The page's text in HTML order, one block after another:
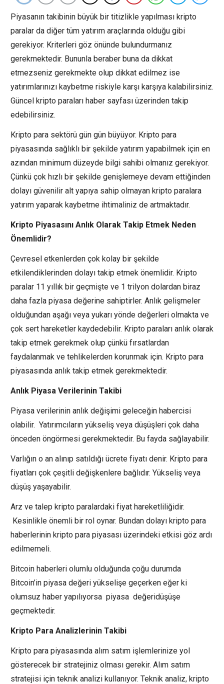
Piyasanın takibinin büyük bir titizlikle yapılması kripto
paralar da diğer tüm yatırım araçlarında olduğu gibi
gerekiyor. Kriterleri göz önünde bulundurmanız
gerekmektedir. Bununla beraber buna da dikkat
etmezseniz gerekmekte olup dikkat edilmez ise
yatırımlarınızı kaybetme riskiyle karşı karşıya kalabilirsiniz.
Güncel kripto paraları haber sayfası üzerinden takip
edebilirsiniz.
Kripto para sektörü gün gün büyüyor. Kripto para
piyasasında sağlıklı bir şekilde yatırım yapabilmek için en
azından minimum düzeyde bilgi sahibi olmanız gerekiyor.
Çünkü çok hızlı bir şekilde genişlemeye devam ettiğinden
dolayı güvenilir alt yapıya sahip olmayan kripto paralara
yatırım yaparak kaybetme ihtimaliniz de artmaktadır.
Kripto Piyasasını Anlık Olarak Takip Etmek Neden
Önemlidir?
Çevresel etkenlerden çok kolay bir şekilde
etkilendiklerinden dolayı takip etmek önemlidir. Kripto
paralar 11 yıllık bir geçmişte ve 1 trilyon dolardan biraz
daha fazla piyasa değerine sahiptirler. Anlık gelişmeler
olduğundan aşağı veya yukarı yönde değerleri olmakta ve
çok sert hareketler kaydedebilir. Kripto paraları anlık olarak
takip etmek gerekmek olup çünkü fırsatlardan
faydalanmak ve tehlikelerden korunmak için. Kripto para
piyasasında anlık takip etmek gerekmektedir.
Anlık Piyasa Verilerinin Takibi
Piyasa verilerinin anlık değişimi geleceğin habercisi
olabilir. Yatırımcıların yükseliş veya düşüşleri çok daha
önceden öngörmesi gerekmektedir. Bu fayda sağlayabilir.
Varlığın o an alınıp satıldığı ücrete fiyatı denir. Kripto para
fiyatları çok çeşitli değişkenlere bağlıdır. Yükseliş veya
düşüş yaşayabilir.
Arz ve talep kripto paralardaki fiyat hareketliliğidir.
Kesinlikle önemli bir rol oynar. Bundan dolayı kripto para
haberlerinin kripto para piyasası üzerindeki etkisi göz ardı
edilmemeli.
Bitcoin haberleri olumlu olduğunda çoğu durumda
Bitcoin’in piyasa değeri yükselişe geçerken eğer ki
olumsuz haber yapılıyorsa piyasa değeridüşüşe
geçmektedir.
Kripto Para Analizlerinin Takibi
Kripto para piyasasında alım satım işlemlerinize yol
gösterecek bir stratejiniz olması gerekir. Alım satım
stratejisi için teknik analizi kullanıyor. Teknik analiz, kripto